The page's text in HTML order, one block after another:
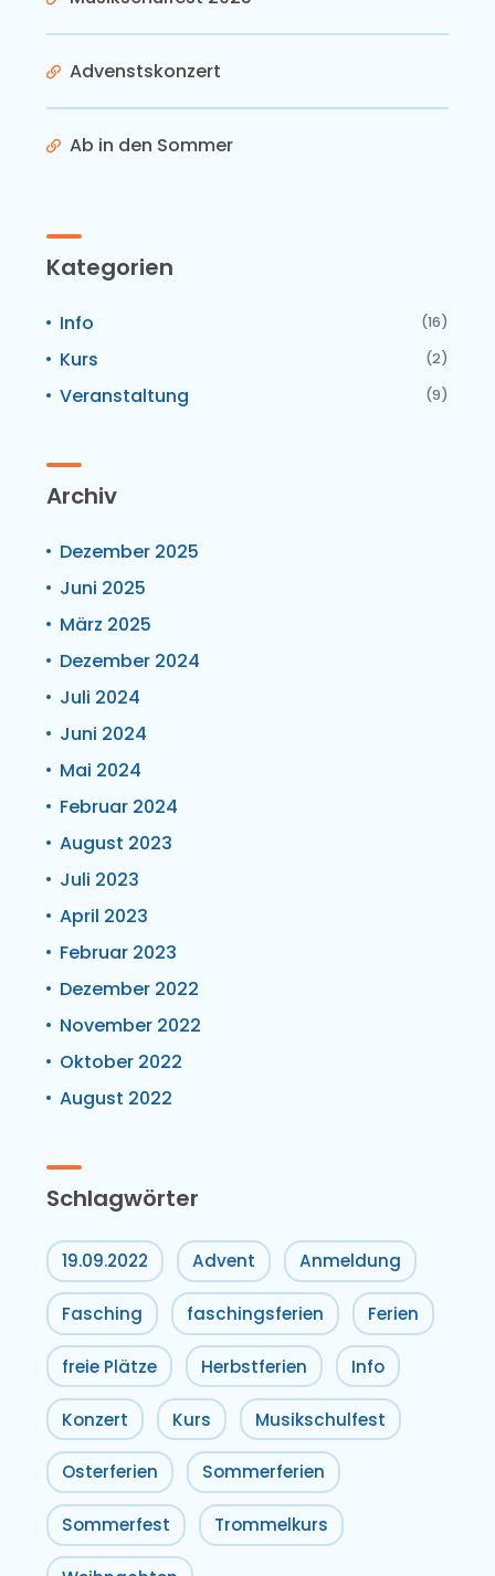
Advenstskonzert
Ab in den Sommer
Kategorien
Info (16)
Kurs (2)
Veranstaltung (9)
Archiv
Dezember 2025
Juni 2025
März 2025
Dezember 2024
Juli 2024
Juni 2024
Mai 2024
Februar 2024
August 2023
Juli 2023
April 2023
Februar 2023
Dezember 2022
November 2022
Oktober 2022
August 2022
Schlagwörter
19.09.2022 Advent Anmeldung
Fasching faschingsferien Ferien
freie Plätze Herbstferien Info
Konzert Kurs Musikschulfest
Osterferien Sommerferien
Sommerfest Trommelkurs